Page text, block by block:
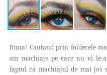
Buna! Cautand prin folderele
am machiaje pe care nu vi le-
faptul ca machiajul de mai jos